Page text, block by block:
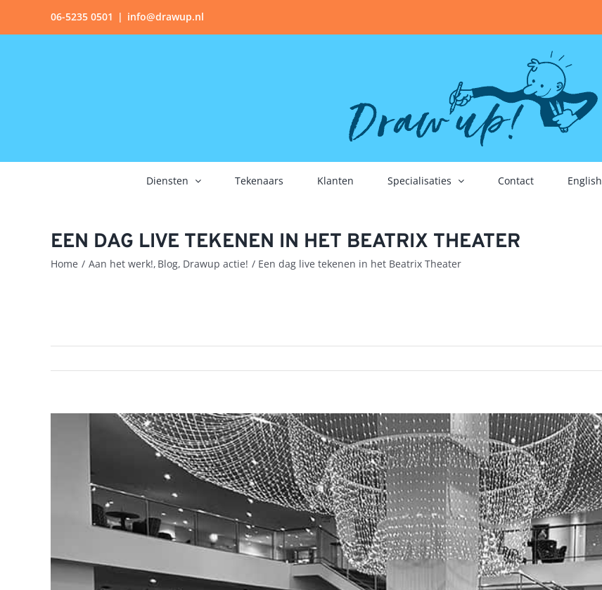
06-5235 0501 | info@drawup.nl
Diensten Tekenaars Klanten Specialisaties Contact English
EEN DAG LIVE TEKENEN IN HET BEATRIX THEATER
Home Aan het werk! Blog Drawup actie! Een dag live tekenen in het Beatrix Theater